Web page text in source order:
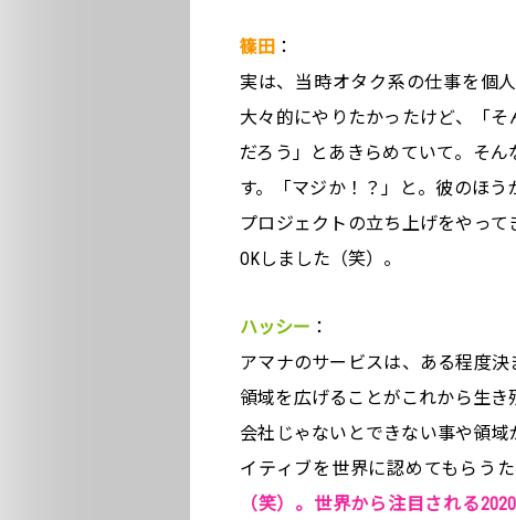
篠田 ：
実は、当時オタク系の仕事を個
大々的にやりたかったけど、「
だろう」とあきらめていて。そ
す。「マジか！？」と。彼のほ
プロジェクトの立ち上げをやっ
OKしました（笑）。
ハッシー ：
アマナのサービスは、ある程度
領域を広げることがこれから生
会社じゃないとできない事や領
イティブを世界に認めてもらう
（笑）。世界から注目される